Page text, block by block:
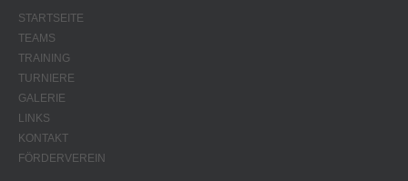
STARTSEITE
TEAMS
TRAINING
TURNIERE
GALERIE
LINKS
KONTAKT
FÖRDERVEREIN